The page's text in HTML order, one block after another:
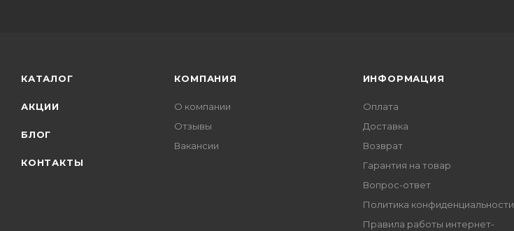
КАТАЛОГ
АКЦИИ
БЛОГ
КОНТАКТЫ
КОМПАНИЯ
О компании
Отзывы
Вакансии
ИНФОРМАЦИЯ
Оплата
Доставка
Возврат
Гарантия на товар
Вопрос-ответ
Политика конфиденциальности
Правила работы интернет-